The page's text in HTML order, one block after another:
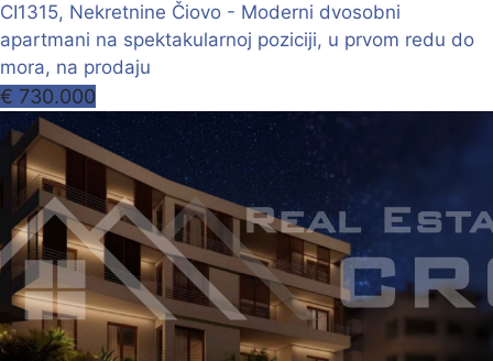
CI1315, Nekretnine Čiovo - Moderni dvosobni
apartmani na spektakularnoj poziciji, u prvom redu do
mora, na prodaju
€ 730.000